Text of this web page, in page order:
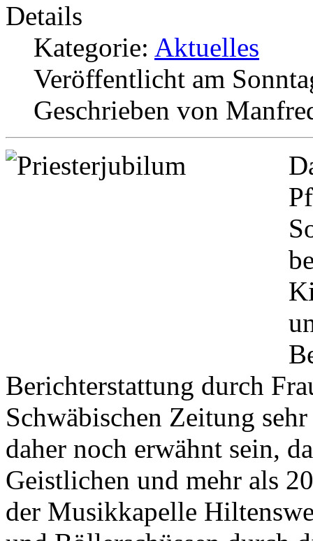
Details
Kategorie: Aktuelles
Veröffentlicht am
Geschrieben von
Berichterstattung durch
Schwäbischen Zeitung
daher noch erwähnt sein,
Geistlichen und mehr als
der Musikkapelle